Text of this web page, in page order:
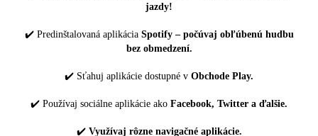
jazdy!
✔️ Predinštalovaná aplikácia Spotify – počúvaj obľúbenú hudbu
bez obmedzení.
✔️ Sťahuj aplikácie dostupné v Obchode Play.
✔️ Používaj sociálne aplikácie ako Facebook, Twitter a ďalšie.
✔️ Využívaj rôzne navigačné aplikácie.